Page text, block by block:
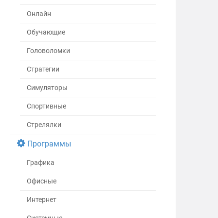
Онлайн
Обучающие
Головоломки
Стратегии
Симуляторы
Спортивные
Стрелялки
Программы
Графика
Офисные
Интернет